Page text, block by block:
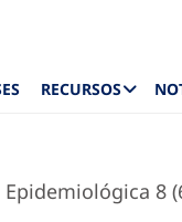
RECURSOS
8